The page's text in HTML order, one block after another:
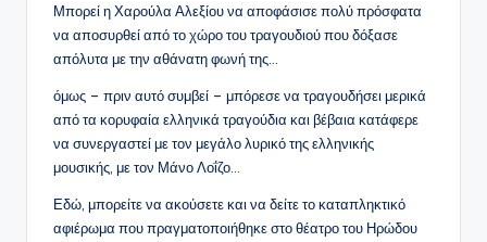
Μπορεί η Χαρούλα Αλεξίου να αποφάσισε πολύ πρόσφατα
να αποσυρθεί από το χώρο του τραγουδιού που δόξασε
απόλυτα με την αθάνατη φωνή της…
όμως – πριν αυτό συμβεί – μπόρεσε να τραγουδήσει μερικά
από τα κορυφαία ελληνικά τραγούδια και βέβαια κατάφερε
να συνεργαστεί με τον μεγάλο λυρικό της ελληνικής
μουσικής, με τον Μάνο Λοΐζο…
Εδώ, μπορείτε να ακούσετε και να δείτε το καταπληκτικό
αφιέρωμα που πραγματοποιήθηκε στο θέατρο του Ηρώδου